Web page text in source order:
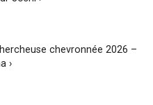
chevronnée 2026 –
›